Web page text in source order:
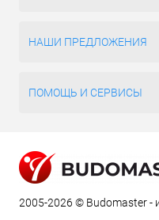
НАШИ ПРЕДЛОЖЕНИЯ
ПОМОЩЬ И СЕРВИСЫ
2005-2026 © Budomaster -